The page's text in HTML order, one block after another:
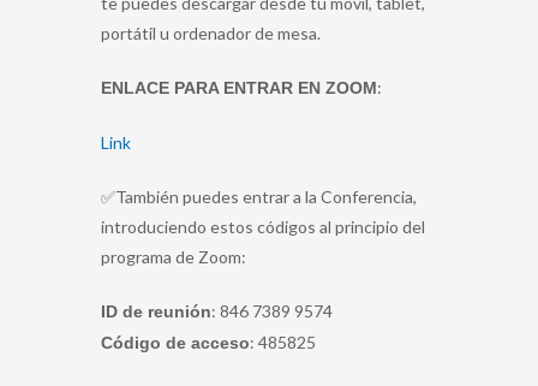
portátil u ordenador de mesa.
ENLACE PARA ENTRAR EN ZOOM:
Link
✅También puedes entrar a la Conferencia,
introduciendo estos códigos al principio del
programa de Zoom:
ID de reunión: 846 7389 9574
Código de acceso: 485825